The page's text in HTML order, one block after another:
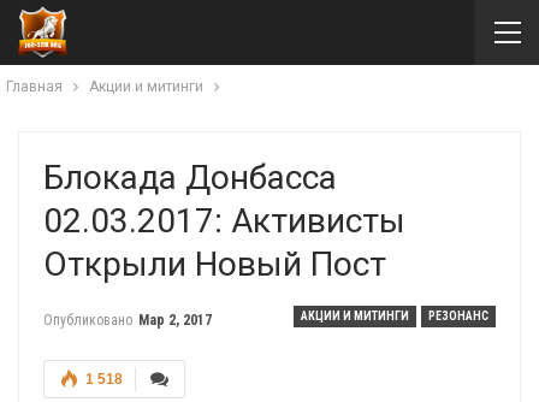
Главная Акции и митинги
Блокада Донбасса
02.03.2017: Активисты
Открыли Новый Пост
АКЦИИ И МИТИНГИ РЕЗОНАНС
Опубликовано Мар 2, 2017
1 518